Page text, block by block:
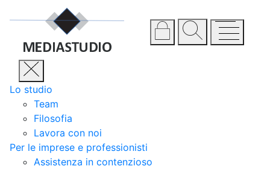
Lo studio
Team
Filosofia
Lavora con noi
Per le imprese e professionisti
Assistenza in contenzioso